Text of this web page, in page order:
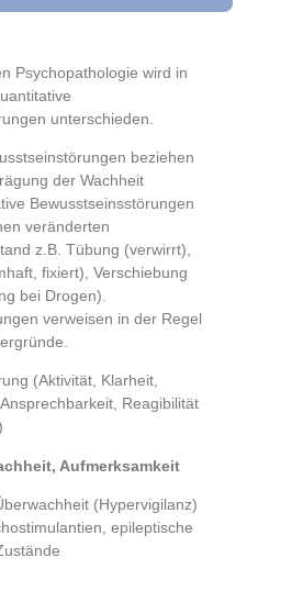
Psychopathologie wird in
unterschieden.
beziehen
der Wachheit
Bewusstseinsstörungen
veränderten
z.B. Tübung (verwirrt),
fixiert), Verschiebung
bei Drogen).
verweisen in der Regel
(Aktivität, Klarheit,
Reagibilität
Aufmerksamkeit
(Hypervigilanz)
epileptische